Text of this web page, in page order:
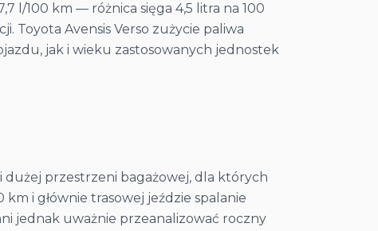
l/100 km — różnica sięga 4,5 litra na 100
Toyota Avensis Verso zużycie paliwa
jak i wieku zastosowanych jednostek
dużej przestrzeni bagażowej, dla których
i głównie trasowej jeździe spalanie
jednak uważnie przeanalizować roczny